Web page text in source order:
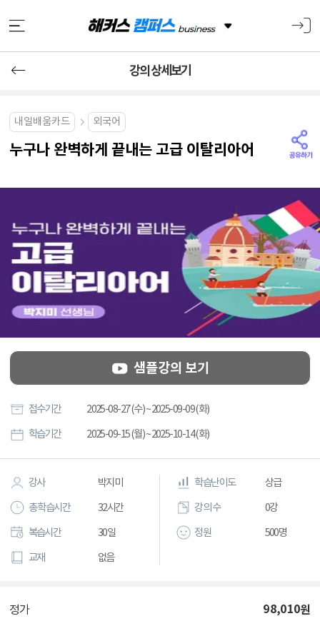
강의 상세보기
내일배움카드 외국어
누구나 완벽하게 끝내는 고급 이탈리아어
샘플강의 보기
접수기간 2025-08-27 (수) ~ 2025-09-09 (화)
학습기간 2025-09-15 (월) ~ 2025-10-14 (화)
강사 박지미
총 학습시간 32시간
복습시간 30일
교재 없음
학습난이도 상급
강의 수 0강
정원 500명
정가 98,010원